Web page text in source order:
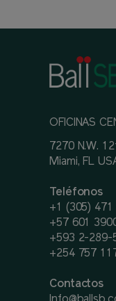
OFICINAS
7270 N.W.
Miami, FL
Teléfonos
+1 (305) 471
+57 601
+593 2-289-
+254 757
Contactos